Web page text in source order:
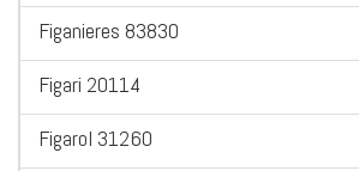
Figanieres 83830
Figari 20114
Figarol 31260